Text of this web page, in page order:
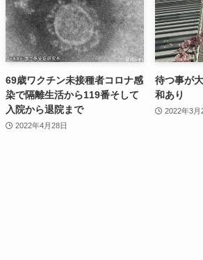
69歳ワクチン未接種者コロナ感
染で隔離生活から119番そして
入院から退院まで
2022年4月28日
待つ事が
和あり
2022年3月